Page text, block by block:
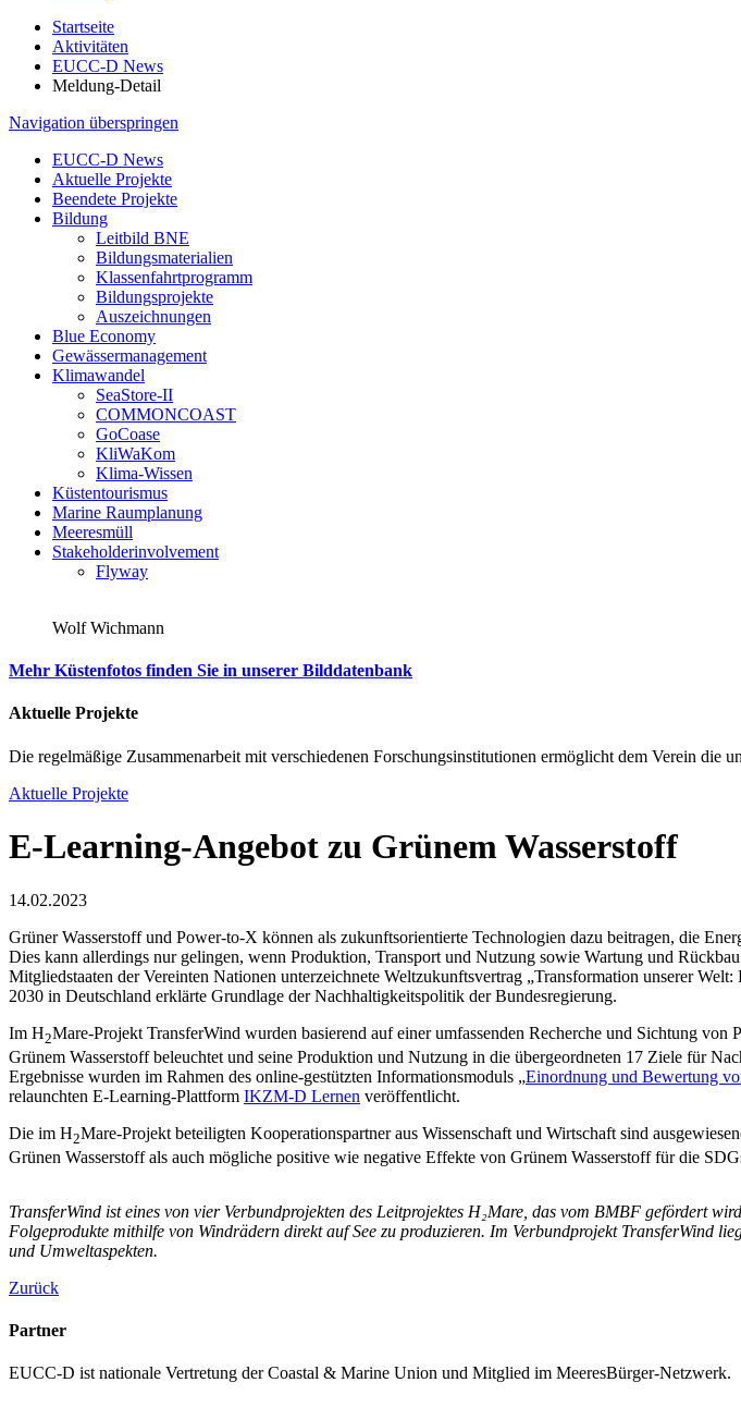
Startseite
Aktivitäten
EUCC-D News
Meldung-Detail
Navigation überspringen
EUCC-D News
Aktuelle Projekte
Beendete Projekte
Bildung
Leitbild BNE
Bildungsmaterialien
Klassenfahrtprogramm
Bildungsprojekte
Auszeichnungen
Blue Economy
Gewässermanagement
Klimawandel
SeaStore-II
COMMONCOAST
GoCoase
KliWaKom
Klima-Wissen
Küstentourismus
Marine Raumplanung
Meeresmüll
Stakeholderinvolvement
Flyway
Wolf Wichmann
Mehr Küstenfotos finden Sie in unserer Bilddatenbank
Aktuelle Projekte
Die regelmäßige Zusammenarbeit mit verschiedenen Forschungsinstitutionen ermöglicht dem Verein die
Aktuelle Projekte
E-Learning-Angebot zu Grünem Wasserstoff
14.02.2023
Grüner Wasserstoff und Power-to-X können als zukunftsorientierte Technologien dazu beitragen, die
Dies kann allerdings nur gelingen, wenn Produktion, Transport und Nutzung sowie Wartung und
Mitgliedstaaten der Vereinten Nationen unterzeichnete Weltzukunftsvertrag „Transformation unserer
2030 in Deutschland erklärte Grundlage der Nachhaltigkeitspolitik der Bundesregierung.
Im H2Mare-Projekt TransferWind wurden basierend auf einer umfassenden Recherche und Sichtung
Grünem Wasserstoff beleuchtet und seine Produktion und Nutzung in die übergeordneten 17 Ziele für
Ergebnisse wurden im Rahmen des online-gestützten Informationsmoduls „Einordnung und Bewertung
relaunchten E-Learning-Plattform IKZM-D Lernen veröffentlicht.
Die im H2Mare-Projekt beteiligten Kooperationspartner aus Wissenschaft und Wirtschaft sind
Grünen Wasserstoff als auch mögliche positive wie negative Effekte von Grünem Wasserstoff für die
TransferWind ist eines von vier Verbundprojekten des Leitprojektes H₂Mare, das vom BMBF gefördert
Folgeprodukte mithilfe von Windrädern direkt auf See zu produzieren. Im Verbundprojekt TransferWind
und Umweltaspekten.
Zurück
Partner
EUCC-D ist nationale Vertretung der Coastal & Marine Union und Mitglied im MeeresBürger-Netzwerk.